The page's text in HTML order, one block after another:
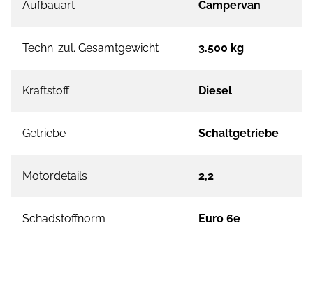
Aufbauart Campervan
Techn. zul. Gesamtgewicht 3.500 kg
Kraftstoff Diesel
Getriebe Schaltgetriebe
Motordetails 2,2
Schadstoffnorm Euro 6e